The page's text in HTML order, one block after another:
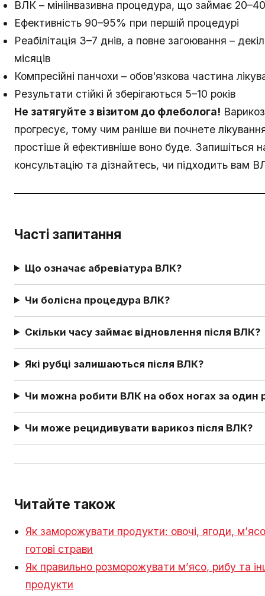
ВЛК – мініінвазивна процедура, що займає
Ефективність 90–95% при першій процедурі
Реабілітація 3–7 днів, а повне загоювання –
місяців
Компресійні панчохи – обов'язкова частина
Результати стійкі й зберігаються 5–10 років
Не затягуйте з візитом до флеболога! Варикоз
прогресує, тому чим раніше ви почнете
простіше й ефективніше воно буде. Запишіться
консультацію та дізнайтесь, чи підходить вам
Часті запитання
Що означає абревіатура ВЛК?
Чи болісна процедура ВЛК?
Скільки часу займає відновлення після ВЛК?
Які рубці залишаються після ВЛК?
Чи можна робити ВЛК на обох ногах за один
Чи може рецидивувати варикоз після ВЛК?
Читайте також
Як заморожувати продукти: овочі, ягоди,
готові страви
Як правильно розморожувати м’ясо, рибу та
продукти